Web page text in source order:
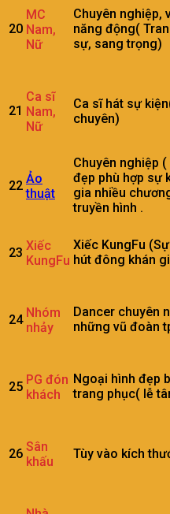
20
MC
Nam,
Nữ
Chuyên nghiệp,
năng động(
sự, sang trọng)
21
Ca sĩ
Nam,
Nữ
Ca sĩ hát sự
chuyên)
22
Ảo
thuật
Chuyên nghiệp
đẹp phù hợp sự
gia nhiều
truyền hình .
23
Xiếc
KungFu
Xiếc KungFu
hút đông khán
24
Nhóm
nhảy
Dancer chuyên
những vũ đoàn
25
PG đón
khách
Ngoại hình đẹp
trang phục( lễ
26
Sân
khấu
Tùy vào kích